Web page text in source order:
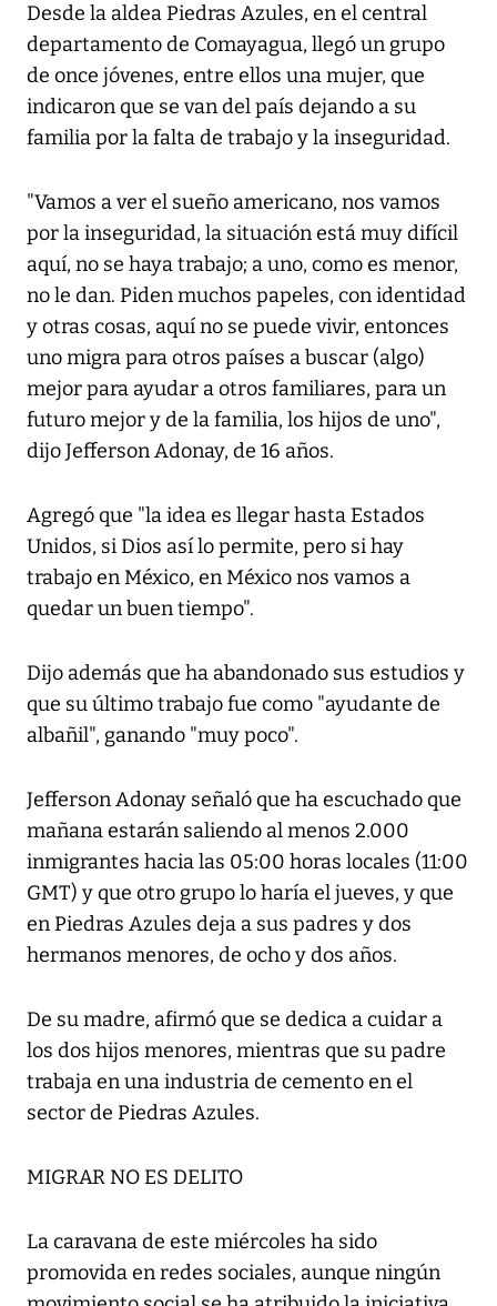
Desde la aldea Piedras Azules, en el central
departamento de Comayagua, llegó un grupo
de once jóvenes, entre ellos una mujer, que
indicaron que se van del país dejando a su
familia por la falta de trabajo y la inseguridad.
"Vamos a ver el sueño americano, nos vamos
por la inseguridad, la situación está muy difícil
aquí, no se haya trabajo; a uno, como es menor,
no le dan. Piden muchos papeles, con identidad
y otras cosas, aquí no se puede vivir, entonces
uno migra para otros países a buscar (algo)
mejor para ayudar a otros familiares, para un
futuro mejor y de la familia, los hijos de uno",
dijo Jefferson Adonay, de 16 años.
Agregó que "la idea es llegar hasta Estados
Unidos, si Dios así lo permite, pero si hay
trabajo en México, en México nos vamos a
quedar un buen tiempo".
Dijo además que ha abandonado sus estudios y
que su último trabajo fue como "ayudante de
albañil", ganando "muy poco".
Jefferson Adonay señaló que ha escuchado que
mañana estarán saliendo al menos 2.000
inmigrantes hacia las 05:00 horas locales (11:00
GMT) y que otro grupo lo haría el jueves, y que
en Piedras Azules deja a sus padres y dos
hermanos menores, de ocho y dos años.
De su madre, afirmó que se dedica a cuidar a
los dos hijos menores, mientras que su padre
trabaja en una industria de cemento en el
sector de Piedras Azules.
MIGRAR NO ES DELITO
La caravana de este miércoles ha sido
promovida en redes sociales, aunque ningún